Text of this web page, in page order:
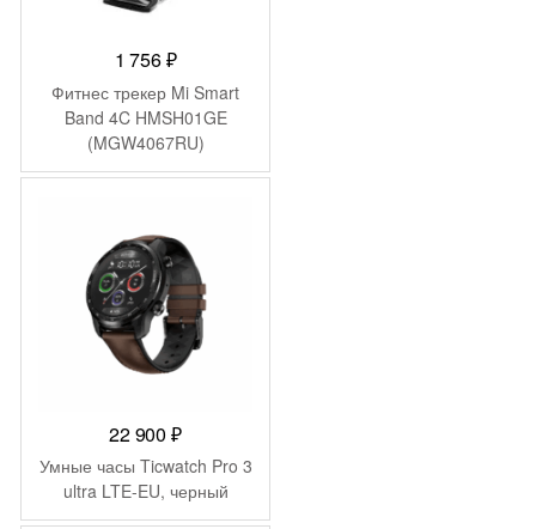
1 756₽
Фитнес трекер Mi Smart
Band 4C HMSH01GE
(MGW4067RU)
22 900₽
Умные часы Ticwatch Pro 3
ultra LTE-EU, черный